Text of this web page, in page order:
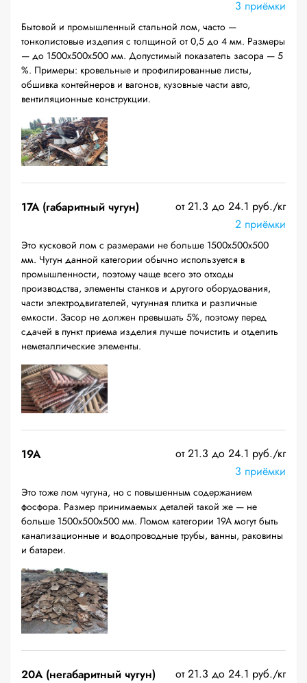
3 приёмки
Бытовой и промышленный стальной лом, часто —
тонколистовые изделия с толщиной от 0,5 до 4 мм. Размеры
— до 1500х500х500 мм. Допустимый показатель засора — 5
%. Примеры: кровельные и профилированные листы,
обшивка контейнеров и вагонов, кузовные части авто,
вентиляционные конструкции.
17А (габаритный чугун)
от 21.3 до 24.1 руб./кг
2 приёмки
Это кусковой лом с размерами не больше 1500х500х500
мм. Чугун данной категории обычно используется в
промышленности, поэтому чаще всего это отходы
производства, элементы станков и другого оборудования,
части электродвигателей, чугунная плитка и различные
емкости. Засор не должен превышать 5%, поэтому перед
сдачей в пункт приема изделия лучше почистить и отделить
неметаллические элементы.
19A
от 21.3 до 24.1 руб./кг
3 приёмки
Это тоже лом чугуна, но с повышенным содержанием
фосфора. Размер принимаемых деталей такой же — не
больше 1500х500х500 мм. Ломом категории 19А могут быть
канализационные и водопроводные трубы, ванны, раковины
и батареи.
20A (негабаритный чугун)
от 21.3 до 24.1 руб./кг